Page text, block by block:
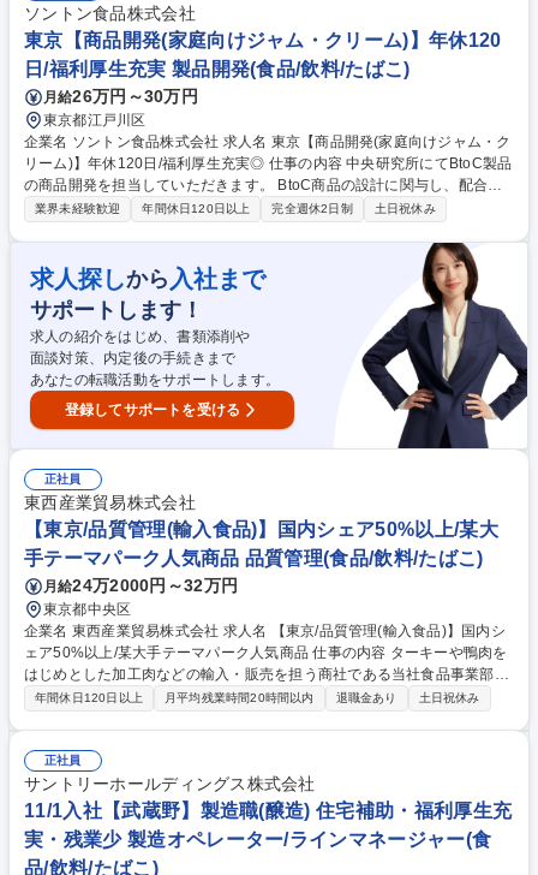
げ・技術指導・品位確認■海外協力工場（中国・東南アジア等）での技術
指導・品質確認 ※出張あり（多い人で月1回程度） 募集職種 【商品開
発】市場ニーズに応える食肉加工品の開発/海外出張あり
ソントン食品株式会社
東京【商品開発(家庭向けジャム・クリーム)】年休120
日/福利厚生充実 製品開発(食品/飲料/たばこ)
月給26万円～30万円
東京都江戸川区
企業名 ソントン食品株式会社 求人名 東京【商品開発(家庭向けジャム・ク
リーム)】年休120日/福利厚生充実◎ 仕事の内容 中央研究所にてBtoC製品
の商品開発を担当していただきます。 BtoC商品の設計に関与し、配合設
計および表示作成、表示内容の妥当性のチェックを行っていただく業務で
で評価しあいながら作り上げることが多い部門です。また、レシピだけで
なく法規上の注意点も必要な業務のため、スタートは指導役の指示に従っ
て業務に当たっていただきます。 （※変更の範囲：会社の定める業務）
募集職種 東京【商品開発(家庭向けジャム・クリーム)】年休120日/福利厚
生充実◎
業界未経験歓迎 年間休日120日以上 完全週休2日制 土日祝休み
求人探しから 入社まで
サポートします！
求人の紹介をはじめ、書類添削や
面談対策、内定後の手続きまで
あなたの転職活動をサポートします。
登録してサポートを受ける
正社員
東西産業貿易株式会社
【東京/品質管理(輸入食品)】国内シェア50%以上/某大
手テーマパーク人気商品 品質管理(食品/飲料/たばこ)
月給24万2000円～32万円
東京都中央区
企業名 東西産業貿易株式会社 求人名 【東京/品質管理(輸入食品)】国内シ
ェア50%以上/某大手テーマパーク人気商品 仕事の内容 ターキーや鴨肉を
はじめとした加工肉などの輸入・販売を担う商社である当社食品事業部に
て、食品表示・規格書の作成等の品質管理業務の担当者を募集します。
3泊程度の出張が数か月に一度発生することがあります。） ■在庫管理、
検品（社外倉庫での作業） ■電話対応、クレーム対応 ■その他配属先部門
の業務全般 募集職種 【東京/品質管理(輸入食品)】国内シェア50%以上/某
大手テーマパーク人気商品
年間休日120日以上 月平均残業時間20時間以内 退職金あり 土日祝休み
正社員
サントリーホールディングス株式会社
11/1入社【武蔵野】製造職(醸造) 住宅補助・福利厚生充
実・残業少 製造オペレーター/ラインマネージャー(食
品/飲料/たばこ)